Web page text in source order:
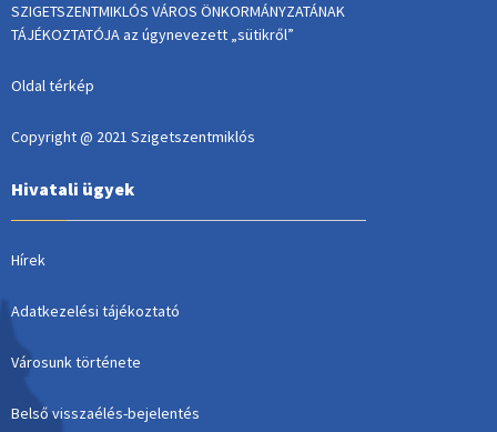
SZIGETSZENTMIKLÓS VÁROS ÖNKORMÁNYZATÁNAK
TÁJÉKOZTATÓJA az úgynevezett „sütikről”
Oldal térkép
Copyright @ 2021 Szigetszentmiklós
Hivatali ügyek
Hírek
Adatkezelési tájékoztató
Városunk története
Belső visszaélés-bejelentés